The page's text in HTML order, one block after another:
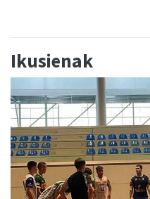
Ikusienak